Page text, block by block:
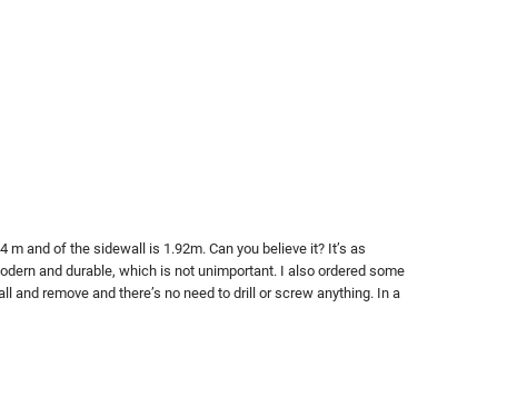
m and of the sidewall is 1.92m. Can you believe it? It’s as
and durable, which is not unimportant. I also ordered some
and remove and there’s no need to drill or screw anything. In a